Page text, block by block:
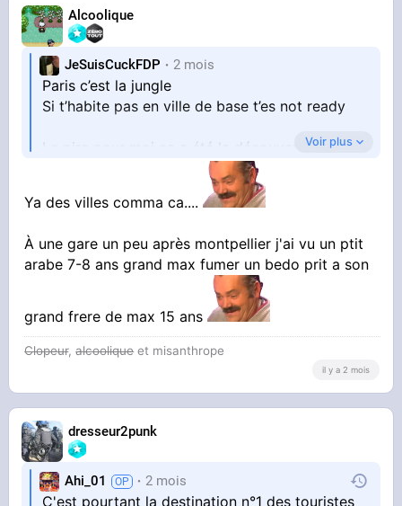
Alcoolique
JeSuisCuckFDP 2 mois
Paris c’est la jungle
Si t’habite pas en ville de base t’es not ready
Le pire pour moi ça a été la découverte de
En descendant de la gare j’ai failli chialer
Voir plus
Ya des villes comma ca....
À une gare un peu après montpellier j'ai vu un ptit
arabe 7-8 ans grand max fumer un bedo prit a son
grand frere de max 15 ans
Clopeur,alcooliqueet misanthrope
il y a 2 mois
dresseur2punk
Ahi_01 2 mois
C'est pourtant la destination n°1 des touristes